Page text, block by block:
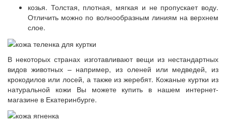
козья. Толстая, плотная, мягкая и не пропускает воду.
Отличить можно по волнообразным линиям на верхнем
слое.
В некоторых странах изготавливают вещи из нестандартных
видов животных – например, из оленей или медведей, из
крокодилов или лосей, а также из жеребят. Кожаные куртки из
натуральной кожи Вы можете купить в нашем интернет-
магазине в Екатеринбурге.